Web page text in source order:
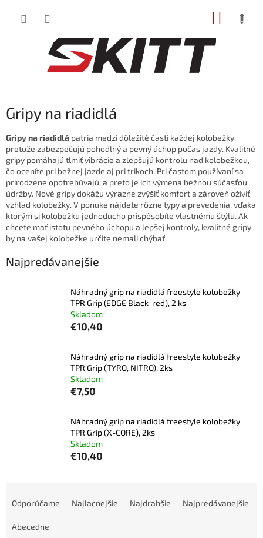
Gripy na riadidlá
Gripy na riadidlá patria medzi dôležité časti každej kolobežky,
pretože zabezpečujú pohodlný a pevný úchop počas jazdy. Kvalitné
gripy pomáhajú tlmiť vibrácie a zlepšujú kontrolu nad kolobežkou,
čo oceníte pri bežnej jazde aj pri trikoch. Pri častom používaní sa
prirodzene opotrebúvajú, a preto je ich výmena bežnou súčasťou
údržby. Nové gripy dokážu výrazne zvýšiť komfort a zároveň oživiť
vzhľad kolobežky. V ponuke nájdete rôzne typy a prevedenia, vďaka
ktorým si kolobežku jednoducho prispôsobíte vlastnému štýlu. Ak
chcete mať istotu pevného úchopu a lepšej kontroly, kvalitné gripy
by na vašej kolobežke určite nemali chýbať.
Najpredávanejšie
Náhradný grip na riadidlá freestyle kolobežky
TPR Grip (EDGE Black-red), 2 ks
Skladom
€10,40
Náhradný grip na riadidlá freestyle kolobežky
TPR Grip (TYRO, NITRO), 2ks
Skladom
€7,50
Náhradný grip na riadidlá freestyle kolobežky
TPR Grip (X-CORE), 2ks
Skladom
€10,40
Odporúčame Najlacnejšie Najdrahšie Najpredávanejšie
Abecedne